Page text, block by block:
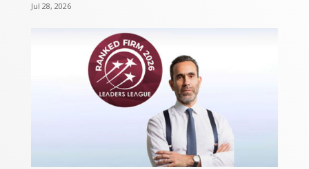
Jul 28, 2026